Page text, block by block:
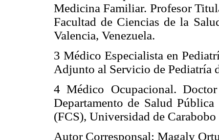
Medicina Familiar. Profesor
Facultad de Ciencias de la
Valencia, Venezuela.
3 Médico Especialista en
Adjunto al Servicio de Pediatría
4 Médico Ocupacional.
Departamento de Salud
(FCS), Universidad de
Autor Corresponsal: Magaly